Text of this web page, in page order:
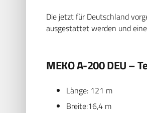
Die jetzt für Deutschland
ausgestattet werden und
MEKO A-200 DEU –
Länge: 121 m
Breite:16,4 m